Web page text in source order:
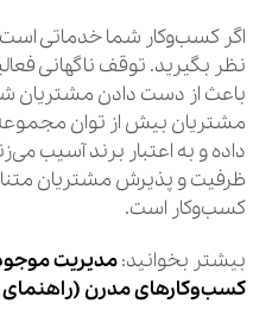
اگر کسب‌وکار شما خدماتی
نظر بگیرید. توقف ناگهانی
باعث از دست دادن مشتریان
مشتریان بیش از توان
داده و به اعتبار برند آسیب
ظرفیت و پذیرش مشتریان
کسب‌وکار است.
بیشتر بخوانید:مدیریت
کسب‌وکارهای مدرن